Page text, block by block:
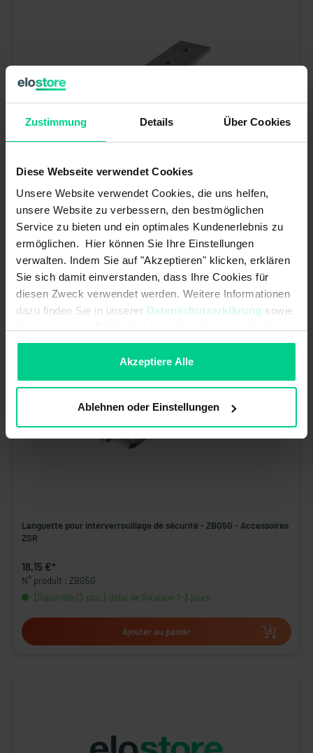
Zustimmung Details Über Cookies
Diese Webseite verwendet Cookies
Unsere Website verwendet Cookies, die uns helfen,
unsere Website zu verbessern, den bestmöglichen
Service zu bieten und ein optimales Kundenerlebnis zu
ermöglichen. Hier können Sie Ihre Einstellungen
verwalten. Indem Sie auf "Akzeptieren" klicken, erklären
Sie sich damit einverstanden, dass Ihre Cookies für
diesen Zweck verwendet werden. Weitere Informationen
dazu finden Sie in unserer Datenschutzerklärung sowie
sein, können Sie die Verwendung von Cookies hier
Akzeptiere Alle
Ablehnen oder Einstellungen
ZSR
12,21 €*
N° produit : ZBG5M
Disponible (9 pcs.), délai de livraison 1-3 jours
Ajouter au panier
Languette pour interverrouillage de sécurité - ZBG5G - Accessoires
ZSR
18,15 €*
N° produit : ZBG5G
Disponible (3 pcs.), délai de livraison 1-3 jours
Ajouter au panier